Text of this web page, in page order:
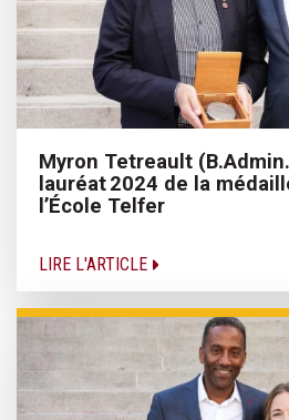
Myron Tetreault
lauréat 2024 de la
l’École Telfer
LIRE L'ARTICLE